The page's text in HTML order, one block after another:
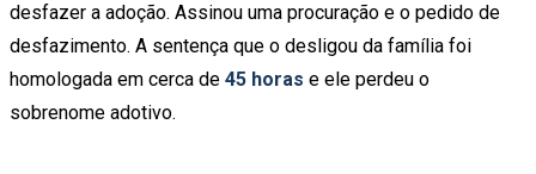
desfazer a adoção. Assinou uma procuração e o pedido de
desfazimento. A sentença que o desligou da família foi
homologada em cerca de 45 horas e ele perdeu o
sobrenome adotivo.